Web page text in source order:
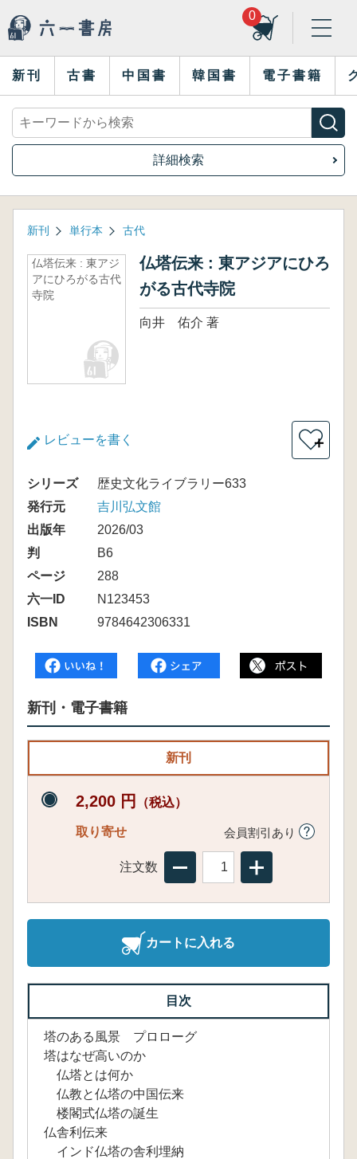
0
新刊 古書 中国書 韓国書 電子書籍
詳細検索
新刊 単行本 古代
仏塔伝来 : 東アジ
アにひろがる古代
寺院
仏塔伝来 : 東アジアにひろ
がる古代寺院
向井 佑介 著
レビューを書く ＋
シリーズ
歴史文化ライブラリー633
発行元
吉川弘文館
出版年
2026/03
判
B6
ページ
288
六一ID
N123453
ISBN
9784642306331
新刊・電子書籍
新刊
2,200 円 （税込）
取り寄せ 会員割引あり
注文数
カートに入れる
目次
塔のある風景 プロローグ
塔はなぜ高いのか
仏塔とは何か
仏教と仏塔の中国伝来
楼閣式仏塔の誕生
仏舎利伝来
インド仏塔の舎利埋納